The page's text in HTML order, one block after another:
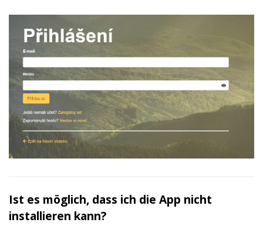
Ist es möglich, dass ich die App nicht
installieren kann?